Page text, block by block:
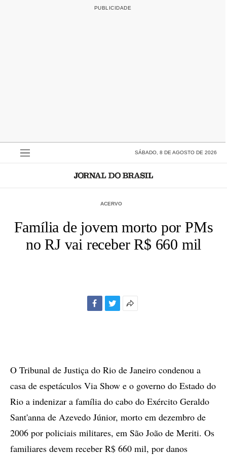
SÁBADO, 8 DE AGOSTO DE 2026
ACERVO
Família de jovem morto por PMs
no RJ vai receber R$ 660 mil
O Tribunal de Justiça do Rio de Janeiro condenou a
casa de espetáculos Via Show e o governo do Estado do
Rio a indenizar a família do cabo do Exército Geraldo
Sant'anna de Azevedo Júnior, morto em dezembro de
2006 por policiais militares, em São João de Meriti. Os
familiares devem receber R$ 660 mil, por danos